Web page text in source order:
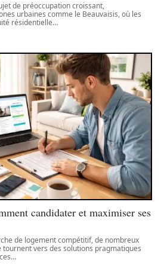
de préoccupation croissant,
urbaines comme le Beauvaisis, où les
résidentielle…
candidater et maximiser ses
de logement compétitif, de nombreux
vers des solutions pragmatiques
…